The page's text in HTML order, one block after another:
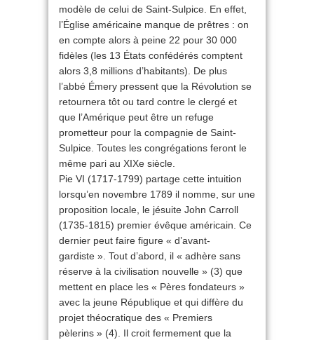
modèle de celui de Saint-Sulpice. En effet,
l’Église américaine manque de prêtres : on
en compte alors à peine 22 pour 30 000
fidèles (les 13 États confédérés comptent
alors 3,8 millions d’habitants). De plus
l’abbé Émery pressent que la Révolution se
retournera tôt ou tard contre le clergé et
que l’Amérique peut être un refuge
prometteur pour la compagnie de Saint-
Sulpice. Toutes les congrégations feront le
même pari au XIXe siècle.
Pie VI (1717-1799) partage cette intuition
lorsqu’en novembre 1789 il nomme, sur une
proposition locale, le jésuite John Carroll
(1735-1815) premier évêque américain. Ce
dernier peut faire figure « d’avant-
gardiste ». Tout d’abord, il « adhère sans
réserve à la civilisation nouvelle » (3) que
mettent en place les « Pères fondateurs »
avec la jeune République et qui diffère du
projet théocratique des « Premiers
pèlerins » (4). Il croit fermement que la